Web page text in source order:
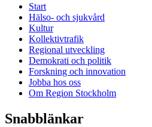
Start
Hälso- och sjukvård
Kultur
Kollektivtrafik
Regional utveckling
Demokrati och politik
Forskning och innovation
Jobba hos oss
Om Region Stockholm
Snabblänkar